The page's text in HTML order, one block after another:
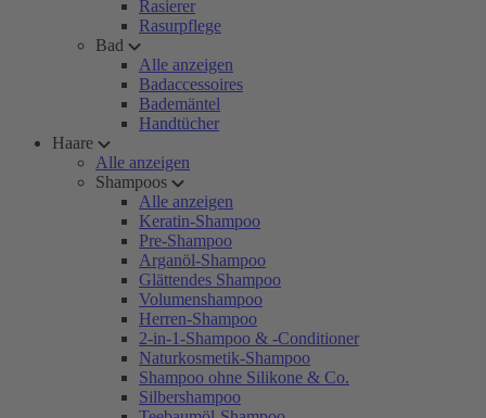
Rasierer
Rasurpflege
Bad
Alle anzeigen
Badaccessoires
Bademäntel
Handtücher
Haare
Alle anzeigen
Shampoos
Alle anzeigen
Keratin-Shampoo
Pre-Shampoo
Arganöl-Shampoo
Glättendes Shampoo
Volumenshampoo
Herren-Shampoo
2-in-1-Shampoo & -Conditioner
Naturkosmetik-Shampoo
Shampoo ohne Silikone & Co.
Silbershampoo